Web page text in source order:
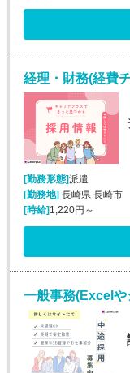
経理・財務(経費
[勤務形態]派遣
[勤務地]長崎県 長崎市
[時給]1,220円～